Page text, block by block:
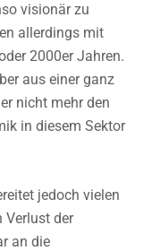
visionär zu
allerdings mit
2000er Jahren.
aus einer ganz
nicht mehr den
in diesem Sektor
jedoch vielen
Verlust der
an die